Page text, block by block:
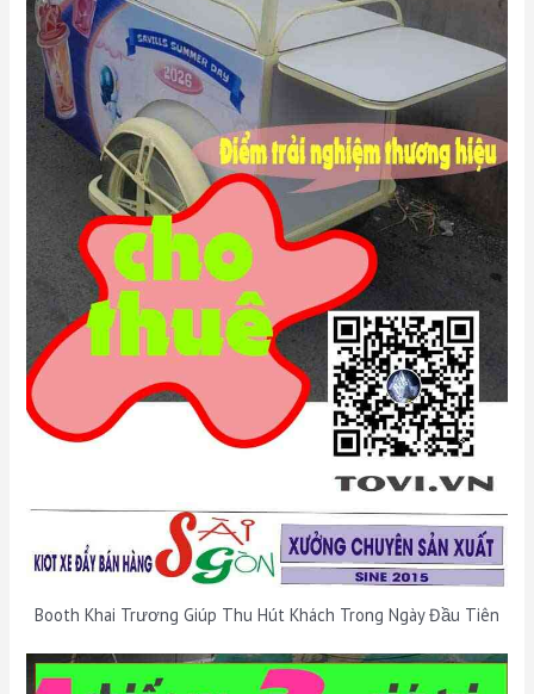
Booth Khai Trương Giúp Thu Hút Khách Trong Ngày Đầu Tiên